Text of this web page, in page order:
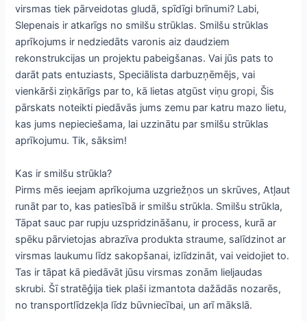
virsmas tiek pārveidotas gludā, spīdīgi brīnumi? Labi,
Slepenais ir atkarīgs no smilšu strūklas. Smilšu strūklas
aprīkojums ir nedziedāts varonis aiz daudziem
rekonstrukcijas un projektu pabeigšanas. Vai jūs pats to
darāt pats entuziasts, Speciālista darbuzņēmējs, vai
vienkārši ziņkārīgs par to, kā lietas atgūst viņu gropi, Šis
pārskats noteikti piedāvās jums zemu par katru mazo lietu,
kas jums nepieciešama, lai uzzinātu par smilšu strūklas
aprīkojumu. Tik, sāksim!
Kas ir smilšu strūkla?
Pirms mēs ieejam aprīkojuma uzgriežņos un skrūves, Atļaut
runāt par to, kas patiesībā ir smilšu strūkla. Smilšu strūkla,
Tāpat sauc par rupju uzspridzināšanu, ir process, kurā ar
spēku pārvietojas abrazīva produkta straume, salīdzinot ar
virsmas laukumu līdz sakopšanai, izlīdzināt, vai veidojiet to.
Tas ir tāpat kā piedāvāt jūsu virsmas zonām lieljaudas
skrubi. Šī stratēģija tiek plaši izmantota dažādās nozarēs,
no transportlīdzekļa līdz būvniecībai, un arī mākslā.